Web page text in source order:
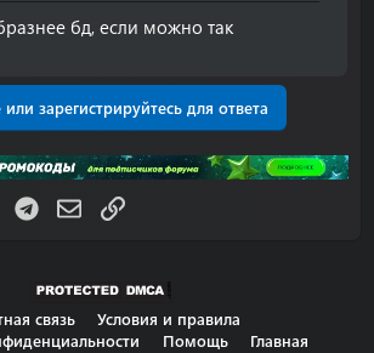
бд, если можно так
зарегистрируйтесь для ответа
TelegramЭлектронная почта
Ссылка
связь
Условия и правила
Помощь Главная